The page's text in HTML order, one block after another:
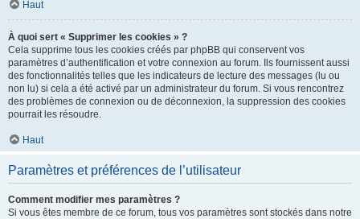
Haut
À quoi sert « Supprimer les cookies » ?
Cela supprime tous les cookies créés par phpBB qui conservent vos
paramètres d’authentification et votre connexion au forum. Ils fournissent aussi
des fonctionnalités telles que les indicateurs de lecture des messages (lu ou
non lu) si cela a été activé par un administrateur du forum. Si vous rencontrez
des problèmes de connexion ou de déconnexion, la suppression des cookies
pourrait les résoudre.
Haut
Paramètres et préférences de l’utilisateur
Comment modifier mes paramètres ?
Si vous êtes membre de ce forum, tous vos paramètres sont stockés dans notre